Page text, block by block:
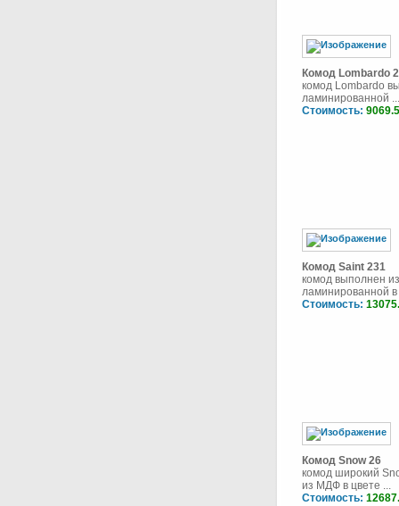
Комод Lombardo
комод Lombardo
ламинированной ...
Стоимость:
Комод Saint 231
комод выполнен
ламинированной в
Стоимость:
Комод Snow 26
комод широкий
из МДФ в цвете ...
Стоимость: